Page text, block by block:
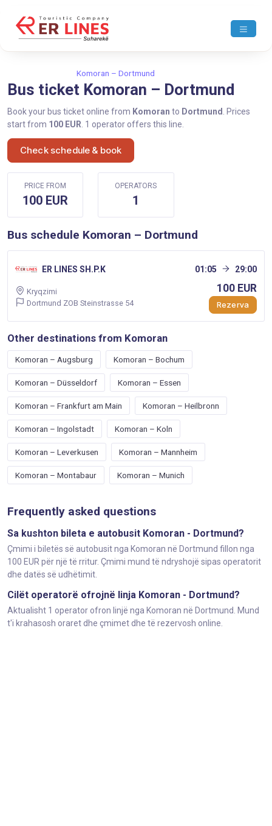
Komoran – Dortmund
Bus ticket Komoran – Dortmund
Book your bus ticket online from Komoran to Dortmund
. Prices
start from 100 EUR . 1 operator offers this line.
Check schedule & book
PRICE FROM
100 EUR
OPERATORS
1
Bus schedule Komoran – Dortmund
ER LINES SH.P.K 01:05 29:00
Kryqzimi
Dortmund ZOB Steinstrasse 54
100 EUR
Rezerva
Other destinations from Komoran
Komoran – Augsburg Komoran – Bochum
Komoran – Düsseldorf Komoran – Essen
Komoran – Frankfurt am Main Komoran – Heilbronn
Komoran – Ingolstadt Komoran – Koln
Komoran – Leverkusen Komoran – Mannheim
Komoran – Montabaur Komoran – Munich
Frequently asked questions
Sa kushton bileta e autobusit Komoran - Dortmund?
Çmimi i biletës së autobusit nga Komoran në Dortmund fillon nga
100 EUR për një të rritur. Çmimi mund të ndryshojë sipas operatorit
dhe datës së udhëtimit.
Cilët operatorë ofrojnë linja Komoran - Dortmund?
Aktualisht 1 operator ofron linjë nga Komoran në Dortmund. Mund
t'i krahasosh oraret dhe çmimet dhe të rezervosh online.